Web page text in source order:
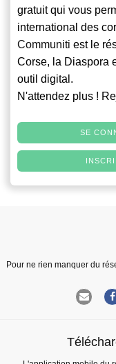
gratuit qui vous
international des
Communiti est le
Corse, la Diaspora
outil digital.
N'attendez plus !
SE
Pour ne rien manquer du